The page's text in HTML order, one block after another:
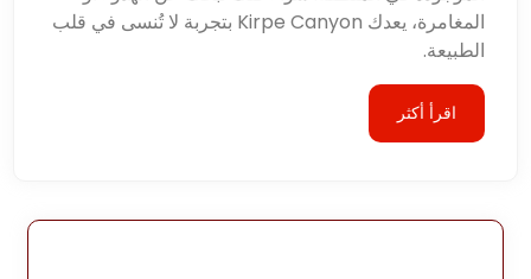
المغامرة، يعدك Kirpe Canyon بتجربة لا تُنسى في قلب
الطبيعة.
اقرأ أكثر